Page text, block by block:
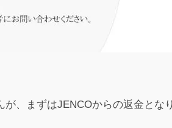
、まずはJENCOからの返金とな